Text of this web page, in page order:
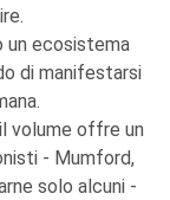
un ecosistema
di manifestarsi
volume offre un
- Mumford,
solo alcuni -